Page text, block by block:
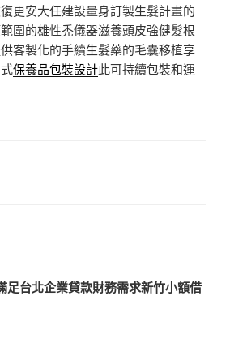
更安大任建設量身訂製生髮計畫的
圍的雄性禿儀器滋養頭皮強健髮根
客製化的手續生髮藥的毛囊移植享
保養品包裝設計此可持續包裝和運
足台北企業貸款財務需求新竹小額借